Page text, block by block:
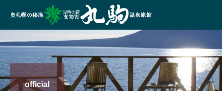
official